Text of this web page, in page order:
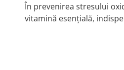
În prevenirea stresului
vitamină esențială,